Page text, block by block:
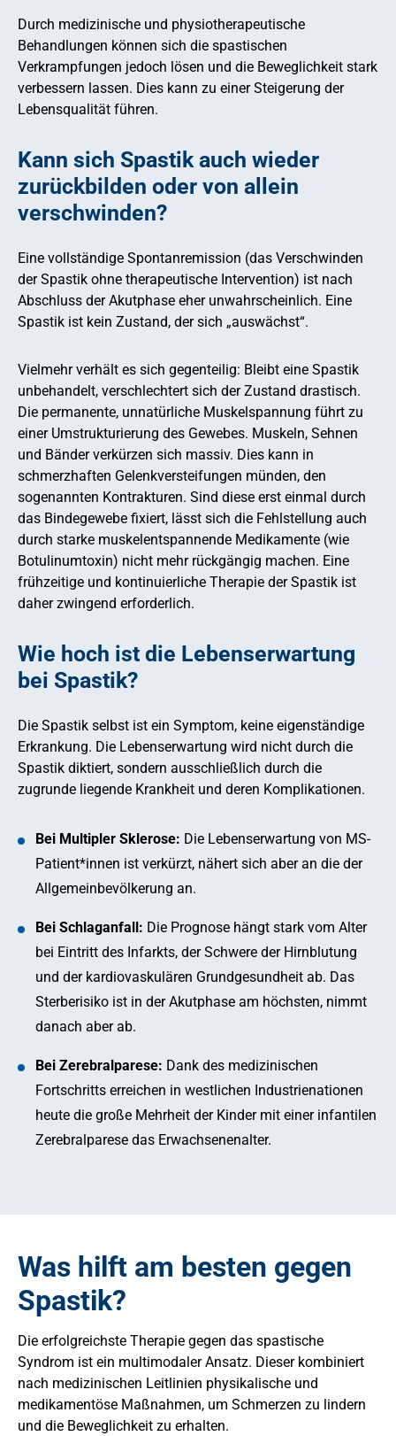
Durch medizinische und physiotherapeutische
Behandlungen können sich die spastischen
Verkrampfungen jedoch lösen und die Beweglichkeit stark
verbessern lassen. Dies kann zu einer Steigerung der
Lebensqualität führen.
Kann sich Spastik auch wieder
zurückbilden oder von allein
verschwinden?
Eine vollständige Spontanremission (das Verschwinden
der Spastik ohne therapeutische Intervention) ist nach
Abschluss der Akutphase eher unwahrscheinlich. Eine
Spastik ist kein Zustand, der sich „auswächst“.
Vielmehr verhält es sich gegenteilig: Bleibt eine Spastik
unbehandelt, verschlechtert sich der Zustand drastisch.
Die permanente, unnatürliche Muskelspannung führt zu
einer Umstrukturierung des Gewebes. Muskeln, Sehnen
und Bänder verkürzen sich massiv. Dies kann in
schmerzhaften Gelenkversteifungen münden, den
sogenannten Kontrakturen. Sind diese erst einmal durch
das Bindegewebe fixiert, lässt sich die Fehlstellung auch
durch starke muskelentspannende Medikamente (wie
Botulinumtoxin) nicht mehr rückgängig machen. Eine
frühzeitige und kontinuierliche Therapie der Spastik ist
daher zwingend erforderlich.
Wie hoch ist die Lebenserwartung
bei Spastik?
Die Spastik selbst ist ein Symptom, keine eigenständige
Erkrankung. Die Lebenserwartung wird nicht durch die
Spastik diktiert, sondern ausschließlich durch die
zugrunde liegende Krankheit und deren Komplikationen.
Bei Multipler Sklerose: Die Lebenserwartung von MS-
Patient*innen ist verkürzt, nähert sich aber an die der
Allgemeinbevölkerung an.
Bei Schlaganfall: Die Prognose hängt stark vom Alter
bei Eintritt des Infarkts, der Schwere der Hirnblutung
und der kardiovaskulären Grundgesundheit ab. Das
Sterberisiko ist in der Akutphase am höchsten, nimmt
danach aber ab.
Bei Zerebralparese: Dank des medizinischen
Fortschritts erreichen in westlichen Industrienationen
heute die große Mehrheit der Kinder mit einer infantilen
Zerebralparese das Erwachsenenalter.
Was hilft am besten gegen
Spastik?
Die erfolgreichste Therapie gegen das spastische
Syndrom ist ein multimodaler Ansatz. Dieser kombiniert
nach medizinischen Leitlinien physikalische und
medikamentöse Maßnahmen, um Schmerzen zu lindern
und die Beweglichkeit zu erhalten.